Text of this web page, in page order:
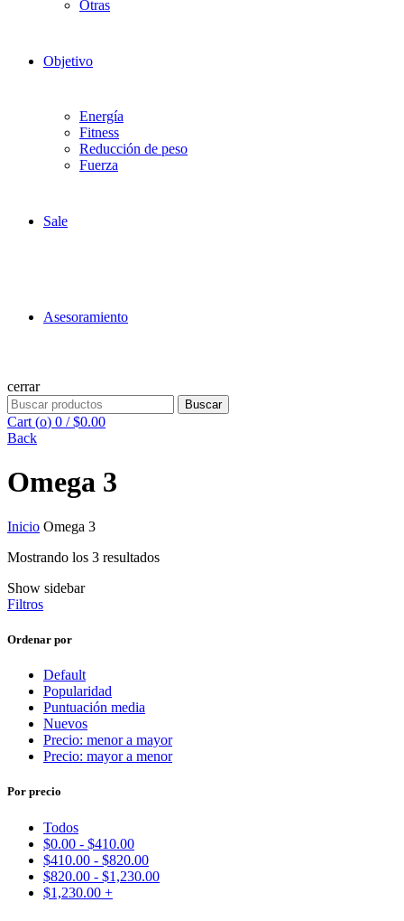
Otras
Objetivo
Energía
Fitness
Reducción de peso
Fuerza
Sale
Asesoramiento
cerrar
Buscar
por
Buscar
Cart (o) 0 / $0.00
Back
Omega 3
Inicio Omega 3
Mostrando los 3 resultadosOrdenado
Show sidebar
Filtros
Ordenar por
Default
Popularidad
Puntuación media
Nuevos
Precio: menor a mayor
Precio: mayor a menor
Por precio
Todos
$0.00 - $410.00
$410.00 - $820.00
$820.00 - $1,230.00
$1,230.00 +